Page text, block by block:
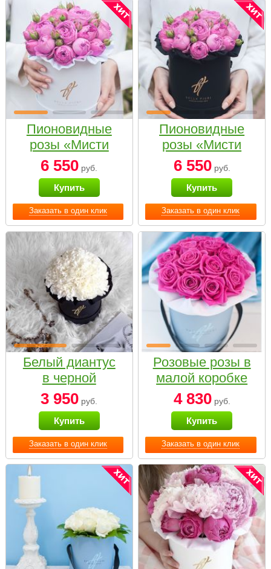
Заказать в один клик
Пионовидные
розы «Мисти
бабблс» в белой
коробке Small
6 550 руб.
Купить
Заказать в один клик
Пионовидные
розы «Мисти
бабблс» в
черной коробке
Small
6 550руб.
Купить
Заказать в один клик
Белый диантус
в черной
коробке Small
3 950 руб.
Купить
Заказать в один клик
Розовые розы в
малой коробке
4 830руб.
Купить